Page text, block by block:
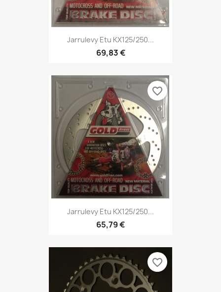
Jarrulevy Etu KX125/250...
69,83 €
Jarrulevy Etu KX125/250...
65,79 €
favorite_border
favorite_border